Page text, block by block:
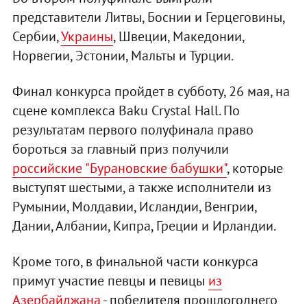
представители Литвы, Боснии и Герцеговины,
Сербии,Украины, Швеции, Македонии,
Норвегии, Эстонии, Мальты и Турции.
Финал конкурса пройдет в субботу, 26 мая, на
сцене комплекса Baku Crystal Hall. По
результатам первого полуфинала право
бороться за главный приз получили
российские "Бурановские бабушки", которые
выступят шестыми, а также исполнители из
Румынии, Молдавии, Исландии, Венгрии,
Дании, Албании, Кипра, Греции и Ирландии.
Кроме того, в финальной части конкурса
примут участие певцы и певицы из
Азербайджана- победителя прошлогоднего